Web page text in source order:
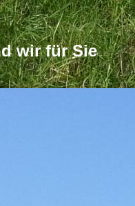
wir für Sie